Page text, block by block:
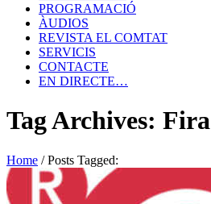
PROGRAMACIÓ
ÀUDIOS
REVISTA EL COMTAT
SERVICIS
CONTACTE
EN DIRECTE…
Tag Archives: Fira
Home /Posts Tagged: